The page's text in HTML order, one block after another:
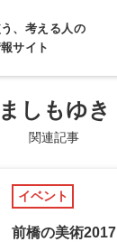
、考える人の
サイト
ましもゆき
関連記事
イベント
前橋の美術2017